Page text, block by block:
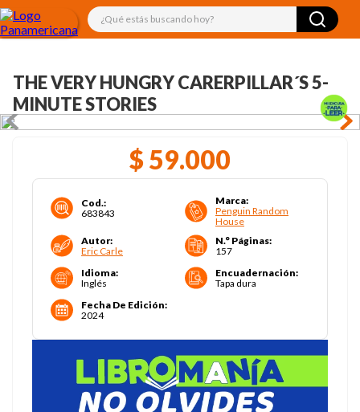
¿Qué estás buscando hoy?
THE VERY HUNGRY CARERPILLAR´S 5-
MINUTE STORIES
$ 59.000
Cod.:
683843
Marca:
Penguin Random
House
Autor:
Eric Carle
N.° Páginas:
157
Idioma:
Inglés
Encuadernación:
Tapa dura
Fecha De Edición:
2024